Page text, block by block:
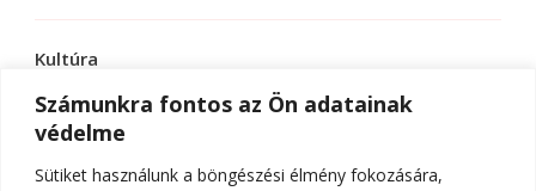
Számunkra fontos az Ön adatainak
védelme
Sütiket használunk a böngészési élmény fokozására,
Kultúra
Sport